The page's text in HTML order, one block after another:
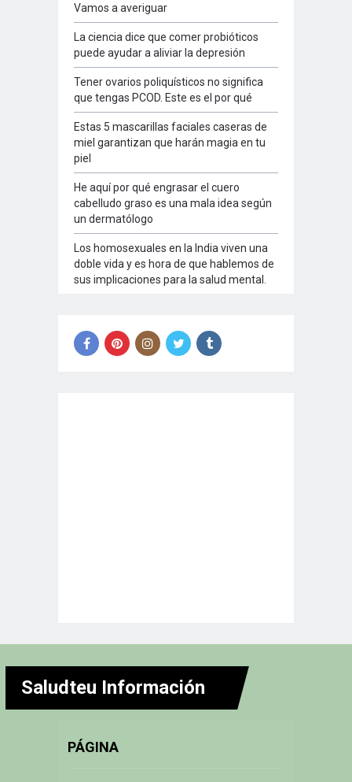
Vamos a averiguar
La ciencia dice que comer probióticos
puede ayudar a aliviar la depresión
Tener ovarios poliquísticos no significa
que tengas PCOD. Este es el por qué
Estas 5 mascarillas faciales caseras de
miel garantizan que harán magia en tu
piel
He aquí por qué engrasar el cuero
cabelludo graso es una mala idea según
un dermatólogo
Los homosexuales en la India viven una
doble vida y es hora de que hablemos de
sus implicaciones para la salud mental.
Saludteu Información
PÁGINA